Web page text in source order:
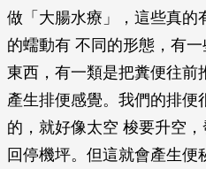
做「大腸水療」，這些真的
的蠕動有 不同的形態，有
東西，有一類是把糞便往前
產生排便感覺。我們的排便
的，就好像太空 梭要升空
回停機坪。但這就會產生便